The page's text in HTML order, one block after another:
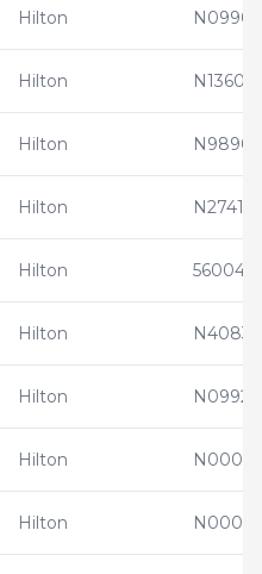
Hilton
Hilton
Hilton
Hilton
Hilton
Hilton
Hilton
Hilton
Hilton